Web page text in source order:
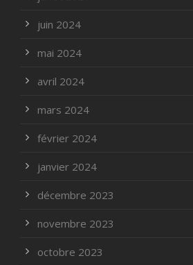
juin 2024
mai 2024
avril 2024
mars 2024
février 2024
janvier 2024
décembre 2023
novembre 2023
octobre 2023